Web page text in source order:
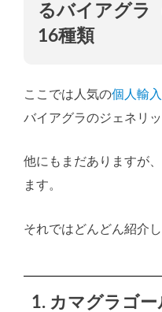
るバイアグラ
16種類
ここでは人気の個人輸
バイアグラのジェネリ
他にもまだありますが
ます。
それではどんどん紹介
1. カマグラゴ